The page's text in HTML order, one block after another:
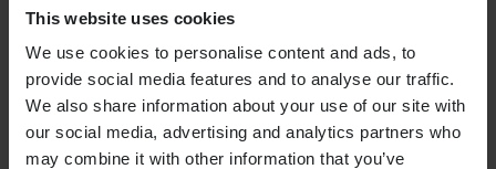
This website uses cookies
We use cookies to personalise content and ads, to
provide social media features and to analyse our traffic.
We also share information about your use of our site with
our social media, advertising and analytics partners who
may combine it with other information that you’ve
Claims & klachten
Bestelstatus
Conformiteitsverklaring
KLANTENSERVICE
Vragen & antwoorden
Neem contact op met de klantenservice